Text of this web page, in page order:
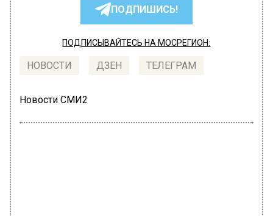
ПОДПИШИСЬ!
ПОДПИСЫВАЙТЕСЬ НА МОСРЕГИОН:
НОВОСТИ ДЗЕН ТЕЛЕГРАМ
Новости СМИ2